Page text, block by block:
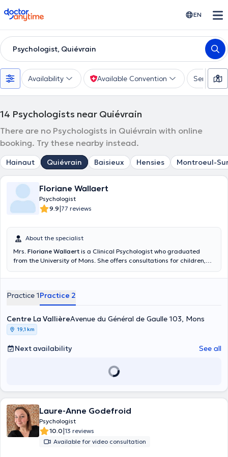
doctoranytime EN
Psychologist, Quiévrain
Availability Available Convention Services
14 Psychologists near Quiévrain
There are no Psychologists in Quiévrain with online
booking. Try these nearby instead.
Hainaut Quiévrain Baisieux Hensies Montroeul-
Floriane Wallaert
Psychologist
9.9|77 reviews
About the specialist
Mrs. Floriane Wallaert is a Clinical Psychologist who graduated
from the University of Mons. She offers consultations for children,
located in Mons, as well as at the Tertre clinic or at the Centre
you.
Practice 1Practice 2
Centre La VallièreAvenue du Général de Gaulle 103, Mons
19,1 km
Next availability See all
Laure-Anne Godefroid
Psychologist
10.0|13 reviews
Available for video consultation